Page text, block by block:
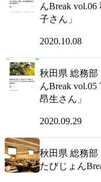
んBreak
子さん」
2020.10.08
秋田県 総務部
んBreak
昂生さん」
2020.09.29
秋田県 総務部
たびじょん